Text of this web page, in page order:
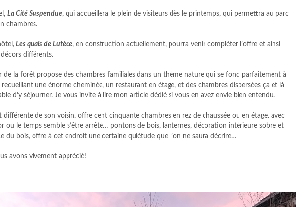
La Cité Suspendue, qui accueillera le plein de visiteurs dès le printemps, qui permettra au parc
chambres.
Les quais de Lutèce, en construction actuellement, pourra venir compléter l’offre et ainsi
différents.
de la forêt propose des chambres familiales dans un thème nature qui se fond parfaitement à
recueillant une énorme cheminée, un restaurant en étage, et des chambres dispersées ça et là
d’y séjourner. Je vous invite à lire mon article dédié si vous en avez envie bien entendu.
différente de son voisin, offre cent cinquante chambres en rez de chaussée ou en étage, avec
ou le temps semble s’être arrêté… pontons de bois, lanternes, décoration intérieure sobre et
du bois, offre à cet endroit une certaine quiétude que l’on ne saura décrire…
avons vivement apprécié!